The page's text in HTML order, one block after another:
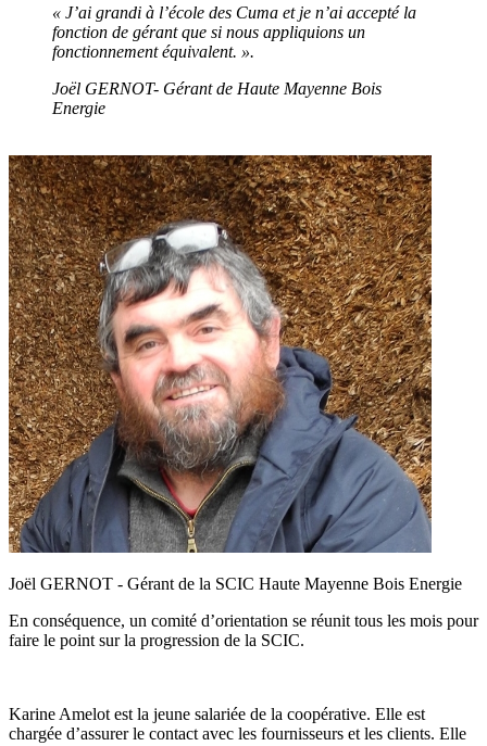
« J’ai grandi à l’école des Cuma et je n’ai accepté la
fonction de gérant que si nous appliquions un
fonctionnement équivalent. ».
Joël GERNOT- Gérant de Haute Mayenne Bois
Energie
Joël GERNOT - Gérant de la SCIC Haute Mayenne Bois Energie
En conséquence, un comité d’orientation se réunit tous les mois pour
faire le point sur la progression de la SCIC.
Karine Amelot est la jeune salariée de la coopérative. Elle est
chargée d’assurer le contact avec les fournisseurs et les clients. Elle